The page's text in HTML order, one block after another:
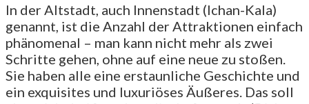
In der Altstadt, auch Innenstadt (Ichan-Kala)
genannt, ist die Anzahl der Attraktionen einfach
phänomenal – man kann nicht mehr als zwei
Schritte gehen, ohne auf eine neue zu stoßen.
Sie haben alle eine erstaunliche Geschichte und
ein exquisites und luxuriöses Äußeres. Das soll